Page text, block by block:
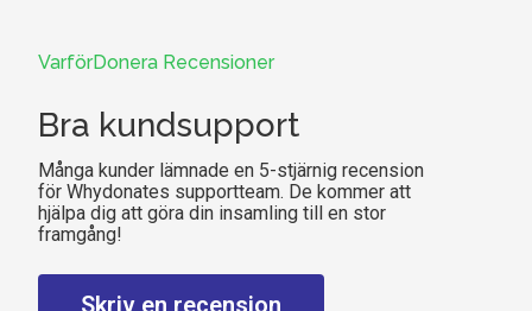
VarförDonera Recensioner
Bra kundsupport
Många kunder lämnade en 5-stjärnig recension
för Whydonates supportteam. De kommer att
hjälpa dig att göra din insamling till en stor
framgång!